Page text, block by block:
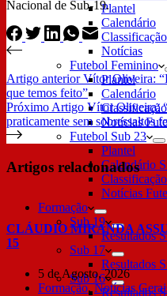
Plantel
Calendário
Classificação
Notícias
Futebol Feminino
Plantel
Calendário
Classificação
Notícias
Futebol Sub 23
Plantel
Calendário
Notícias
Formação
Sub 19
Resultados
Sub 17
Resultados
Sub 16
Resultados
Nacional de Sub-19.
Artigo anteriorVítor Oliveira:
que temos feito”
Próximo Artigo Vítor Oliveira:
praticamente sem sobressaltos
Artigos relacionados
CLÁUDIO MIRANDA
15
5 de Agosto, 2026
Formação,Notícias